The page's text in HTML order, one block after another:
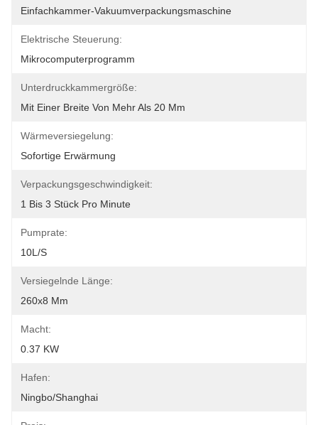
Einfachkammer-Vakuumverpackungsmaschine
Elektrische Steuerung:
Mikrocomputerprogramm
Unterdruckkammergröße:
Mit Einer Breite Von Mehr Als 20 Mm
Wärmeversiegelung:
Sofortige Erwärmung
Verpackungsgeschwindigkeit:
1 Bis 3 Stück Pro Minute
Pumprate:
10L/s
Versiegelnde Länge:
260x8 Mm
Macht:
0.37 KW
Hafen:
Ningbo/Shanghai